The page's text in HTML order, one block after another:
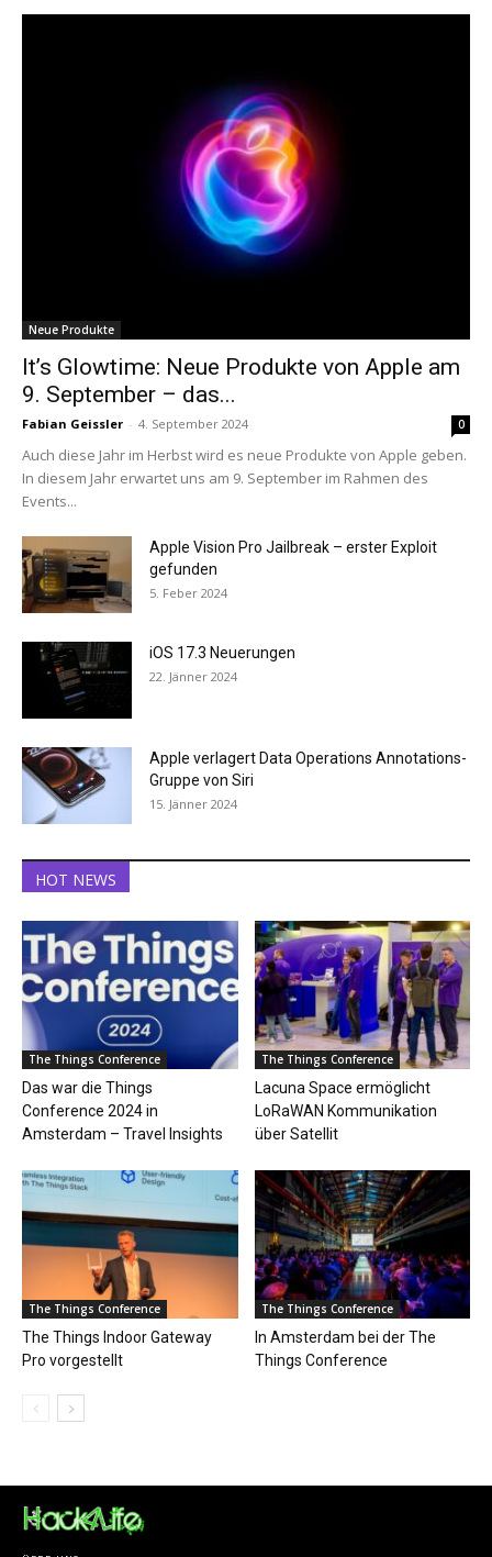
Neue Produkte
It’s Glowtime: Neue Produkte von Apple am
9. September – das...
Fabian Geissler - 4. September 2024 0
Auch diese Jahr im Herbst wird es neue Produkte von Apple geben.
In diesem Jahr erwartet uns am 9. September im Rahmen des
Events...
Apple Vision Pro Jailbreak – erster Exploit
gefunden
5. Feber 2024
iOS 17.3 Neuerungen
22. Jänner 2024
Apple verlagert Data Operations Annotations-
Gruppe von Siri
15. Jänner 2024
HOT NEWS
The Things Conference
Das war die Things
Conference 2024 in
Amsterdam – Travel Insights
The Things Conference
Lacuna Space ermöglicht
LoRaWAN Kommunikation
über Satellit
The Things Conference
The Things Indoor Gateway
Pro vorgestellt
The Things Conference
In Amsterdam bei der The
Things Conference